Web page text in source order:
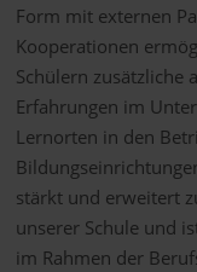
Form mit externen
Kooperationen
Schülern zusätzliche
Erfahrungen im
Lernorten in den
stärkt und erweitert
unserer Schule und
im Rahmen der